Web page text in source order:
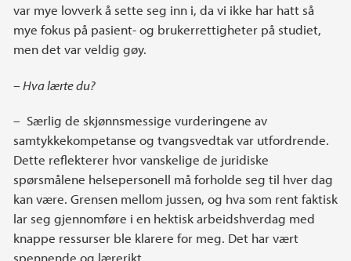
var mye lovverk å sette seg inn i, da vi ikke har hatt så
mye fokus på pasient- og brukerrettigheter på studiet,
men det var veldig gøy.
– Hva lærte du?
– Særlig de skjønnsmessige vurderingene av
samtykkekompetanse og tvangsvedtak var utfordrende.
Dette reflekterer hvor vanskelige de juridiske
spørsmålene helsepersonell må forholde seg til hver dag
kan være. Grensen mellom jussen, og hva som rent faktisk
lar seg gjennomføre i en hektisk arbeidshverdag med
knappe ressurser ble klarere for meg. Det har vært
spennende og lærerikt.